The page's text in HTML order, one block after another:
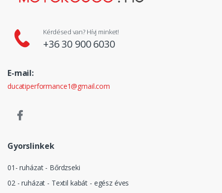
Kérdésed van? Hívj minket!
+36 30 900 6030
E-mail:
ducatiperformance1@gmail.com
Gyorslinkek
01- ruházat - Bőrdzseki
02 - ruházat - Textil kabát - egész éves